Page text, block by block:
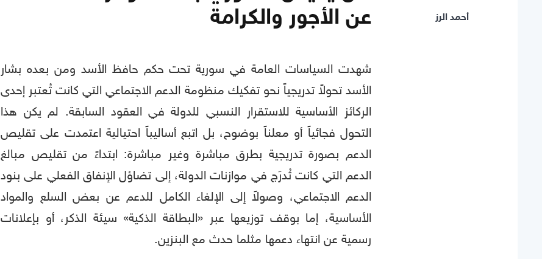
أحمد الرز
عن الأجور والكرامة
شهدت السياسات العامة في سورية تحت حكم حافظ الأسد ومن بعده بشار
الأسد تحولاً تدريجياً نحو تفكيك منظومة الدعم الاجتماعي التي كانت تُعتبر إحدى
الركائز الأساسية للاستقرار النسبي للدولة في العقود السابقة. لم يكن هذا
التحول فجائياً أو معلناً بوضوح، بل اتبع أساليباً احتيالية اعتمدت على تقليص
الدعم بصورة تدريجية بطرق مباشرة وغير مباشرة: ابتداءً من تقليص مبالغ
الدعم التي كانت تُدرَج في موازنات الدولة، إلى تضاؤل الإنفاق الفعلي على بنود
الدعم الاجتماعي، وصولاً إلى الإلغاء الكامل للدعم عن بعض السلع والمواد
الأساسية، إما بوقف توزيعها عبر «البطاقة الذكية» سيئة الذكر، أو بإعلانات
رسمية عن انتهاء دعمها مثلما حدث مع البنزين.